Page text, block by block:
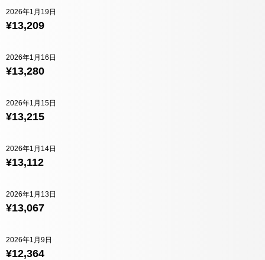
¥13,209
2026年1月19日
¥13,280
2026年1月16日
¥13,215
2026年1月15日
¥13,112
2026年1月14日
¥13,067
2026年1月13日
¥12,364
2026年1月9日